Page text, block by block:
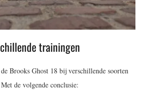
trainingen
Brooks Ghost 18 bij verschillende soorten
de volgende conclusie: